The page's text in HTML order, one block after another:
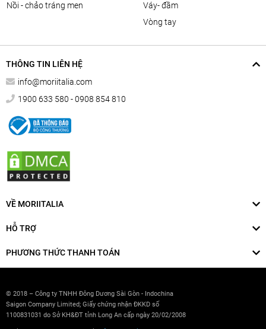
nồi - chảo tráng men
váy- đầm
vòng tay
THÔNG TIN LIÊN HỆ
info@moriitalia.com
1900 633 580 - 0908 854 810
VỀ MORIITALIA
HỖ TRỢ
PHƯƠNG THỨC THANH TOÁN
© 2018 – Công ty TNHH Đông Dương Sài Gòn - Indochina
Saigon Company Limited; Giấy chứng nhận ĐKKD số
1100831031 do Sở KH&ĐT tỉnh Long An cấp ngày 20/02/2008